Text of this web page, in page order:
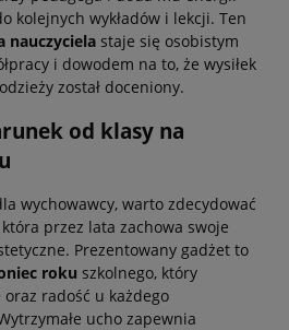
kolejnych wykładów i lekcji. Ten
nauczyciela staje się osobistym
i dowodem na to, że wysiłek
został doceniony.
od klasy na
wychowawcy, warto zdecydować
przez lata zachowa swoje
Prezentowany gadżet to
roku szkolnego, który
radość u każdego
ucho zapewnia